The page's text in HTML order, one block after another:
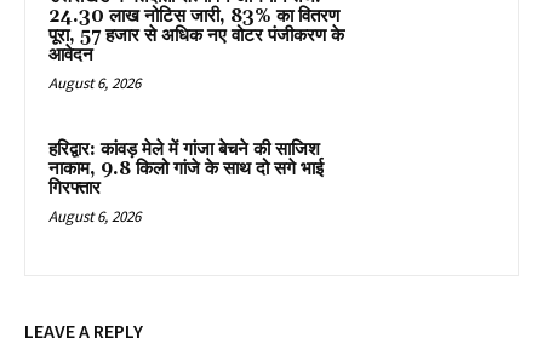
24.30 लाख नोटिस जारी, 83% का वितरण
पूरा, 57 हजार से अधिक नए वोटर पंजीकरण के
आवेदन
August 6, 2026
हरिद्वार: कांवड़ मेले में गांजा बेचने की साजिश
नाकाम, 9.8 किलो गांजे के साथ दो सगे भाई
गिरफ्तार
August 6, 2026
LEAVE A REPLY